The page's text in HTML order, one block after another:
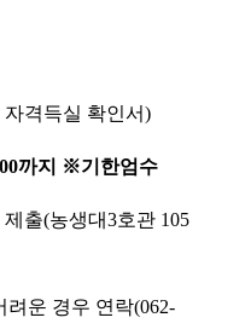
격득실 확인서)
까지 ※기한엄수
출(농생대3호관 105
운 경우 연락(062-